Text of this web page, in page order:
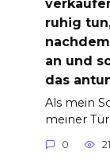
ruhig
an und
das
Als mein
meiner Tür
0